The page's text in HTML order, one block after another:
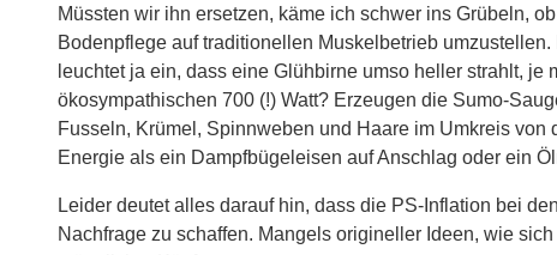
Müssten wir ihn ersetzen, käme ich schwer ins Grübeln,
Bodenpflege auf traditionellen Muskelbetrieb
leuchtet ja ein, dass eine Glühbirne umso heller strahlt,
ökosympathischen 700 (!) Watt? Erzeugen die Sumo-
Fusseln, Krümel, Spinnweben und Haare im Umkreis
Energie als ein Dampfbügeleisen auf Anschlag oder ein
Leider deutet alles darauf hin, dass die PS-Inflation bei
Nachfrage zu schaffen. Mangels origineller Ideen, wie